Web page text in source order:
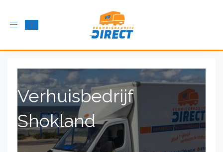
Schakel
Verhuisbedrijf
Shokland